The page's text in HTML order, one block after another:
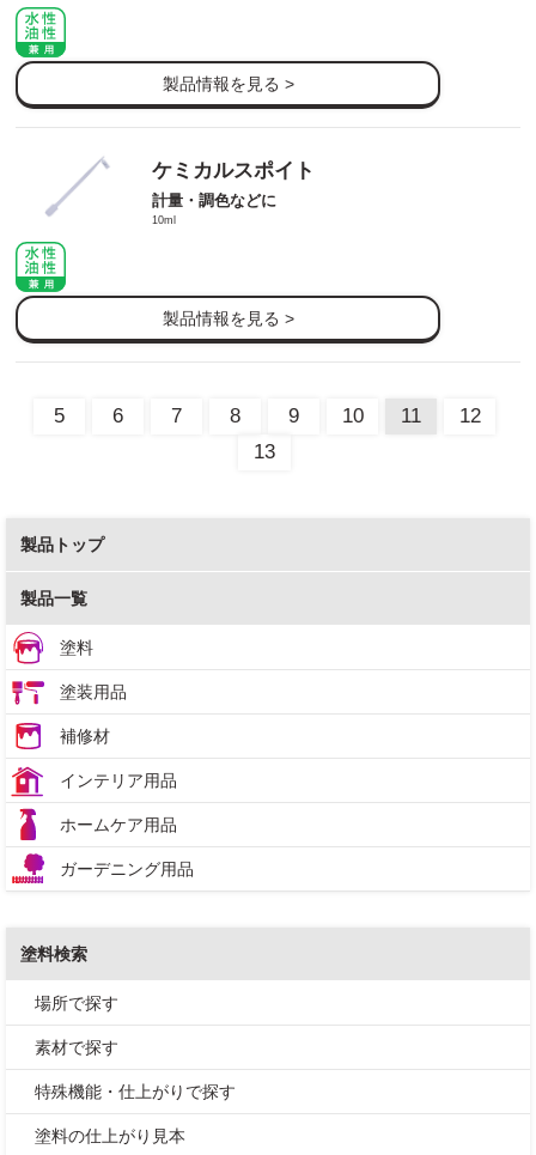
製品情報を見る >
ケミカルスポイト
計量・調色などに
10ml
製品情報を見る >
5 6 7 8 9 10 11
12
13
製品トップ
製品一覧
塗料
塗装用品
補修材
インテリア用品
ホームケア用品
ガーデニング用品
塗料検索
場所で探す
素材で探す
特殊機能・仕上がりで探す
塗料の仕上がり見本